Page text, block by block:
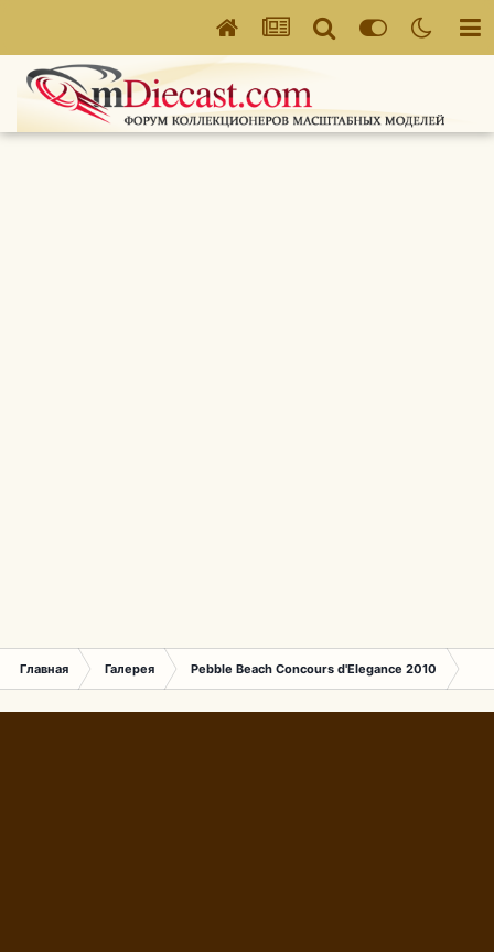
Главная Галерея Pebble Beach Concours d'Elegance 2010